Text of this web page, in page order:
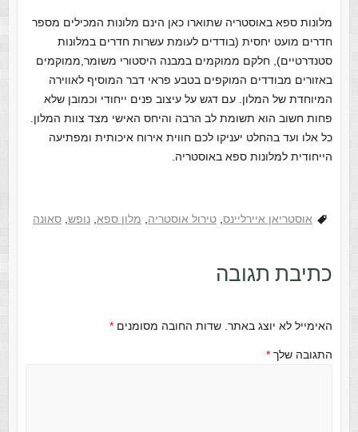
מלונות ספא באוסטריה שתוארו כאן הינם מלונות המכילים מספר
חדרים מועט יחסית (בודדים לעומת עשרות חדרים במלונות
סטנדרטיים), חלקם ממוקמים במבנה היסטורי משומר,ממוקמים
באזורים מבודדים המוקפים בטבע פראי דבר המוסיף לאווירה
המיוחדת של המלון. עם דגש על עיצוב פנים ייחודי וכמובן שלא
פחות חשוב הוא תשומת לב הרבה והיחס האישי מצד צוות המלון.
כל אלו ועד בהחלט יעניקו לכם חווית אירוח איכותית ומפתיעה
הייחודית למלונות ספא באוסטריה.
אוסטריאן איירליינס, טירול אוסטריה מלון ספא, נופש, סאונה
כתיבת תגובה
האימייל לא יוצג באתר. שדות החובה מסומנים *
התגובה שלך *